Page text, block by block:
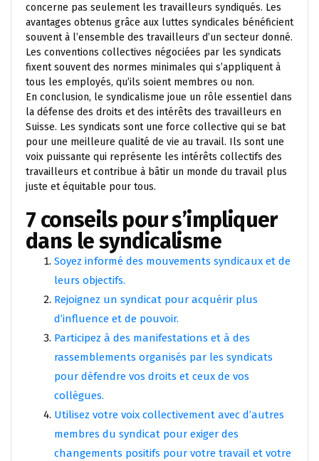
concerne pas seulement les travailleurs syndiqués. Les
avantages obtenus grâce aux luttes syndicales bénéficient
souvent à l’ensemble des travailleurs d’un secteur donné.
Les conventions collectives négociées par les syndicats
fixent souvent des normes minimales qui s’appliquent à
tous les employés, qu’ils soient membres ou non.
En conclusion, le syndicalisme joue un rôle essentiel dans
la défense des droits et des intérêts des travailleurs en
Suisse. Les syndicats sont une force collective qui se bat
pour une meilleure qualité de vie au travail. Ils sont une
voix puissante qui représente les intérêts collectifs des
travailleurs et contribue à bâtir un monde du travail plus
juste et équitable pour tous.
7 conseils pour s’impliquer
dans le syndicalisme
Soyez informé des mouvements syndicaux et de
leurs objectifs.
Rejoignez un syndicat pour acquérir plus
d’influence et de pouvoir.
Participez à des manifestations et à des
rassemblements organisés par les syndicats
pour défendre vos droits et ceux de vos
collègues.
Utilisez votre voix collectivement avec d’autres
membres du syndicat pour exiger des
changements positifs pour votre travail et votre